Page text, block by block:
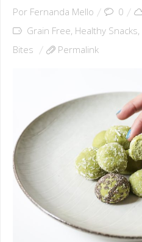
Por Fernanda Mello 0
Grain Free, Healthy Snacks,
Bites
Permalink